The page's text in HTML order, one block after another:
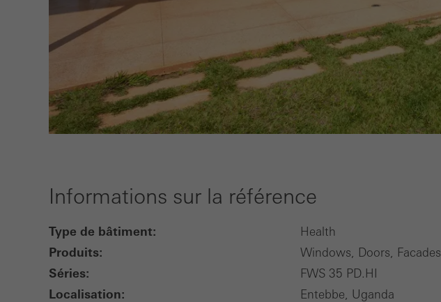
Informations sur la référence
Type de bâtiment:
Health
Produits:
Windows, Doors, Facades
Séries:
FWS 35 PD.HI
Localisation:
Entebbe, Uganda